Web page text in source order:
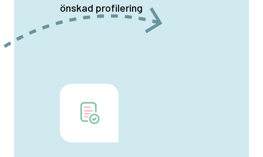
önskad profilering